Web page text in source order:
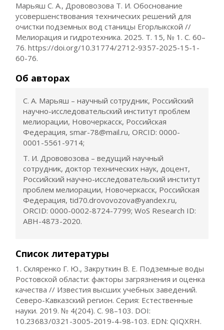
Марьяш С. А., Дрововозова Т. И. Обоснование
усовершенствования технических решений для
очистки подземных вод станицы Егорлыкской //
Мелиорация и гидротехника. 2025. Т. 15, № 1. С. 60–
76. https://doi.org/10.31774/2712-9357-2025-15-1-
60-76.
Об авторах
С. А. Марьяш – научный сотрудник, Российский
научно-исследовательский институт проблем
мелиорации, Новочеркасск, Российская
Федерация, smar-78@mail.ru, ORCID: 0000-
0001-5561-9714;
Т. И. Дрововозова – ведущий научный
сотрудник, доктор технических наук, доцент,
Российский научно-исследовательский институт
проблем мелиорации, Новочеркасск, Российская
Федерация, tid70.drovovozova@yandex.ru,
ORCID: 0000-0002-8724-7799; WоS Research ID:
ABH-4873-2020.
Список литературы
1. Скляренко Г. Ю., Закруткин В. Е. Подземные воды
Ростовской области: факторы загрязнения и оценка
качества // Известия высших учебных заведений.
Северо-Кавказский регион. Серия: Естественные
науки. 2019. № 4(204). С. 98–103. DOI:
10.23683/0321-3005-2019-4-98-103. EDN: QIQXRH.